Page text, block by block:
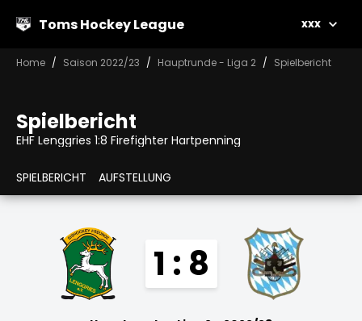
Toms Hockey League xxx
Home Saison 2022/23 Hauptrunde - Liga 2 Spielbericht
Spielbericht
EHF Lenggries 1:8 Firefighter Hartpenning
SPIELBERICHT AUFSTELLUNG
1 : 8